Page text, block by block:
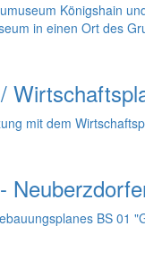
Königshain
in einen Ort des
mit dem
BS 01